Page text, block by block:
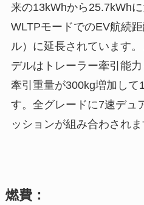
来の13kWhから25.7kWh
WLTPモードでのEV航続
ル）に延長されています
デルはトレーラー牽引能
牽引重量が300kg増加して
す。全グレードに7速デュ
ッションが組み合わされま
燃費：